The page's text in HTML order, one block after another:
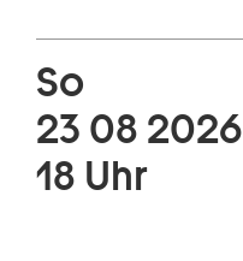
So
23 08 2026
18 Uhr